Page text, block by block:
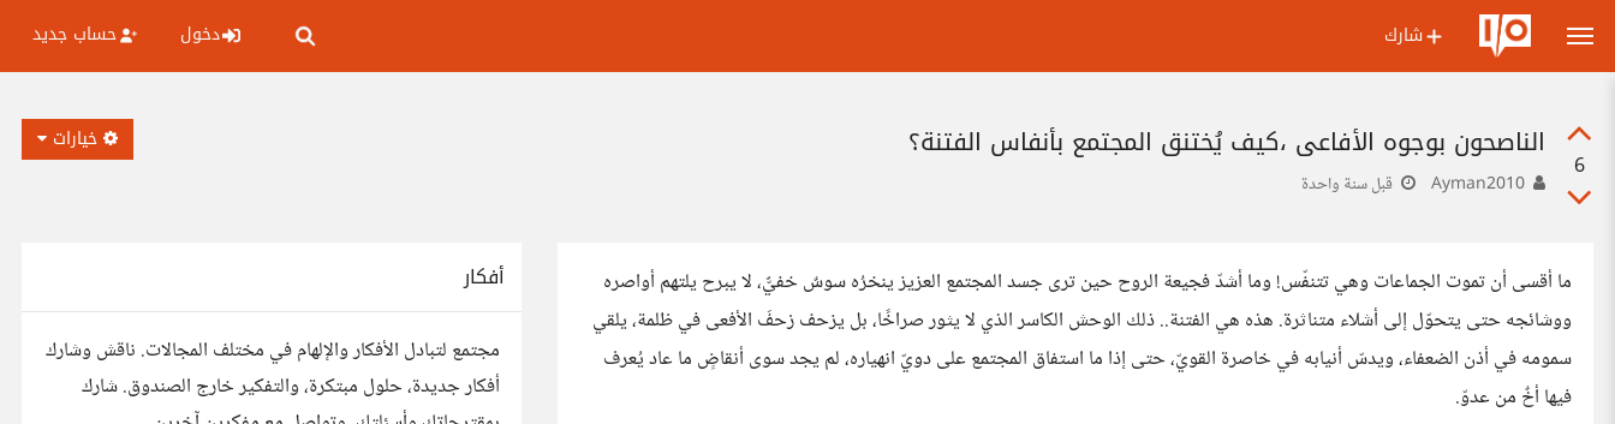
شارك دخول حساب جديد
6
الناصحون بوجوه الأفاعي ،كيف يُختنق المجتمع بأنفاس الفتنة؟
قبل سنة واحدة
خيارات
ما أقسى أن تموت الجماعات وهي تتنفّس! وما أشدّ فجيعة الروح حين ترى جسد المجتمع العزيز ينخرُه سوسٌ خفيٌّ، لا يبرح يلتهم أواصره
ووشائجه حتى يتحوّل إلى أشلاء متناثرة. هذه هي الفتنة.. ذلك الوحش الكاسر الذي لا يثور صراخًا، بل يزحف زحفَ الأفعى في ظلمة، يلقي
سمومه في أذن الضعفاء، ويدسّ أنيابه في خاصرة القويّ، حتى إذا ما استفاق المجتمع على دويّ انهياره، لم يجد سوى أنقاضٍ ما عاد يُعرف
فيها أخٌ من عدوّ.
أفكار
مجتمع لتبادل الأفكار والإلهام في مختلف المجالات. ناقش وشارك
أفكار جديدة، حلول مبتكرة، والتفكير خارج الصندوق. شارك